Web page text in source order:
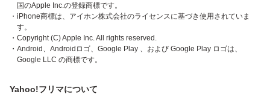
国のApple Inc.の登録商標です。
・iPhone商標は、アイホン株式会社のライセンスに基づき使用されていま
す。
・Copyright (C) Apple Inc. All rights reserved.
・Android、Androidロゴ、Google Play 、および Google Play ロゴは、
Google LLC の商標です。
Yahoo!フリマについて